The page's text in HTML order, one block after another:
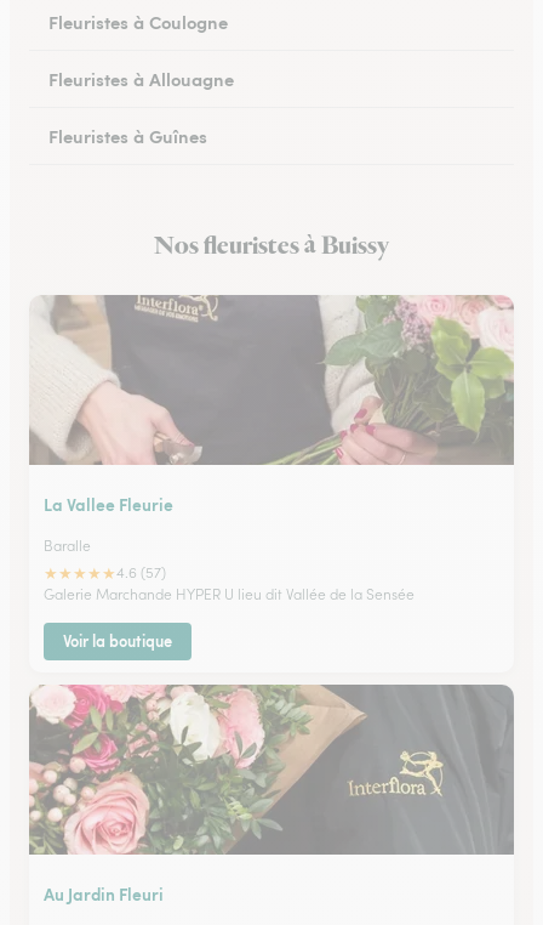
Fleuristes à Coulogne
Fleuristes à Allouagne
Fleuristes à Guînes
Fleuristes à Rang-du-Fliers
Nos fleuristes à Buissy
La Vallee Fleurie
Baralle
★★★★★4.6 (57)
Galerie Marchande HYPER U lieu dit Vallée de la Sensée
Voir la boutique
Au Jardin Fleuri